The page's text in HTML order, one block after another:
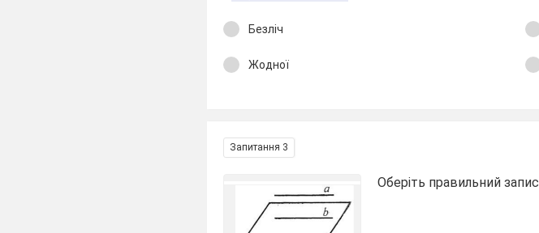
Безліч
Жодної
Запитання 3
Оберіть правильний запис